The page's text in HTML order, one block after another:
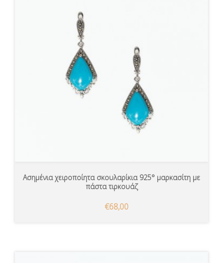
Ασημένια χειροποίητα σκουλαρίκια 925° μαρκασίτη με
πάστα τιρκουάζ
€68,00